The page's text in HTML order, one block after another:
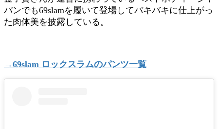
パンでも69slamを履いて登場してバキバキに仕上がっ
た肉体美を披露している。
→69slam ロックスラムのパンツ一覧